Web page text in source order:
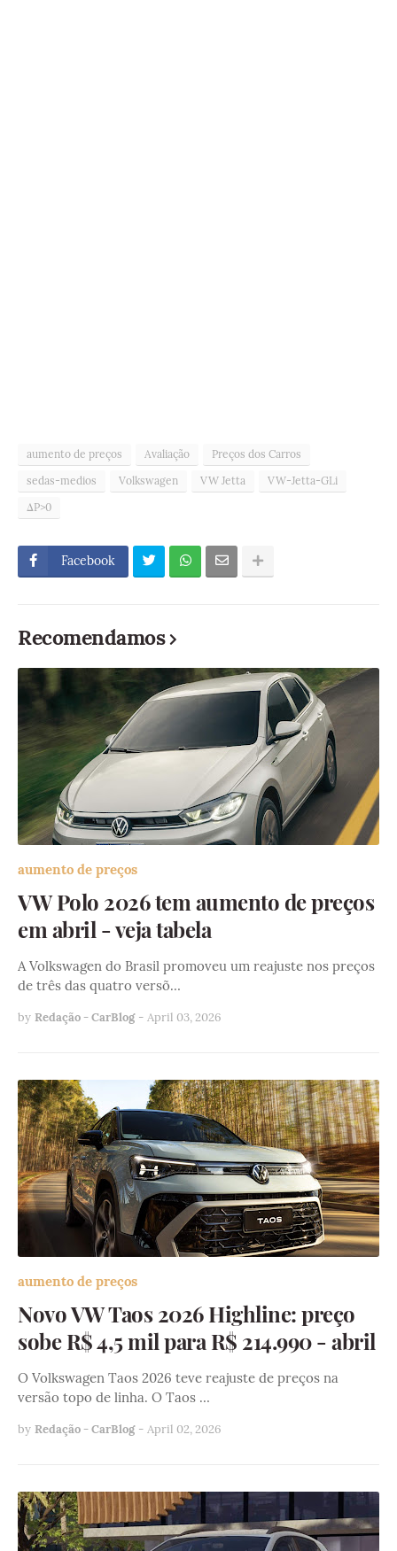
aumento de preços Avaliação
Preços dos Carros
sedas-medios
Volkswagen VW Jetta
VW-Jetta-GLi
ΔP>0
Facebook
Recomendamos
aumento de preços
VW Polo 2026 tem aumento de preços
em abril - veja tabela
A Volkswagen do Brasil promoveu um reajuste nos preços
de três das quatro versõ…
by Redação - CarBlog - April 03, 2026
aumento de preços
Novo VW Taos 2026 Highline: preço
sobe R$ 4,5 mil para R$ 214.990 - abril
O Volkswagen Taos 2026 teve reajuste de preços na
versão topo de linha. O Taos …
by Redação - CarBlog - April 02, 2026